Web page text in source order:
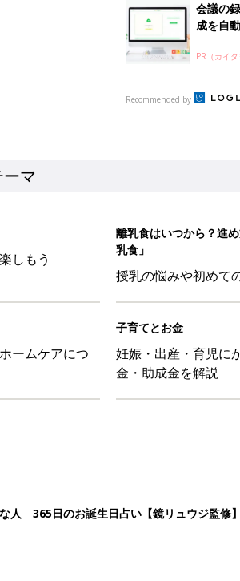
会議の
成を自
PR（カイタ
Recommended by
マ
しもう
離乳食はいつから？進
乳食」
授乳の悩みや初めて
ームケアにつ
子育てとお金
妊娠・出産・育児に
金・助成金を解説
人 365日のお誕生日占い【鏡リュウジ監修】